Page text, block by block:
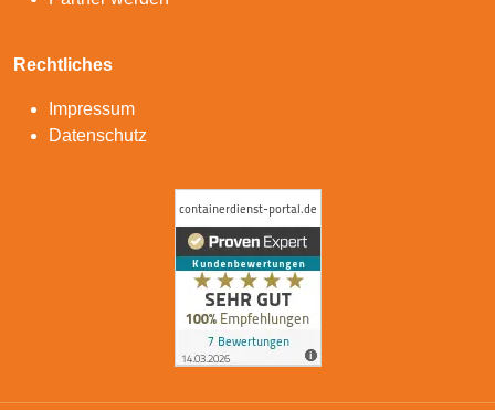
Rechtliches
Impressum
Datenschutz